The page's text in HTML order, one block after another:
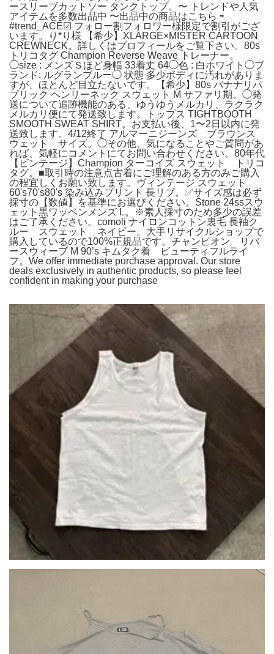
ースリーブカットソー タンクトップ。〜 トレンドや人気
アイテムを多数出品中 〜出品中の商品はこちら ⇨
#trend_ACE☑︎ フォロー割フォロワー様限定で割引がござ
います。り*り様 【希少】XLARGE×MISTER CARTOON
CREWNECK。詳しくはプロフィールをご覧下さい。80s
トリコタグ Champion Reverse Weave トレーナー。
◯size : メンズＳほど身幅 33着丈 64◯色 : 白ホワイト◯ブ
ランド: ルグランブルー◯ 状態 多少ボディに汚れがありま
すが、ほとんど目立たないです。【希少】80s バナナリパ
ブリック ヘンリーネック スウェット M サファリ期。◯発
送について追跡機能のある、ゆうゆうメルカリ、ラクラク
メルカリ便にて発送致します。トップス TIGHTBOOTH
SMOOTH SWEAT SHIRT。お支払い後、1〜2日以内に発
送致します。4/12終了 アルマーニジーンズ ブラウンス
ウェット サイズ。◯その他、気になることやご質問があ
れば、気軽にコメントにてお問い合わせください。80年代
【ビンテージ】Champion ターコイズ スウェット トリコ
タグ。■取引時の注意点古着にご理解のある方のみご購入
の程宜しくお願い致します。ヴィンテージ スウェット
60's70's80's 染み込みプリント 長リブ。✅サイズ感は必ず
採寸の【数値】を基準にお選びください。Stone 24ssスウ
ェット黒ワッペンメンズ L。※素人採寸のため多少の誤差
はご了承ください。comoli ナイロンコットン裏毛 長袖ク
ルー スウェット ネイビー。大手リサイクルショップで
購入しているので100%正規品です。チャンピオン リバ
ースウィーブ M 90’s キムタク着 ビューティフルライ
フ。We offer immediate purchase approval. Our store
deals exclusively in authentic products, so please feel
confident in making your purchase